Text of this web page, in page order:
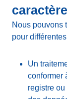
Nous pouvons
pour
Un
conformer
registre